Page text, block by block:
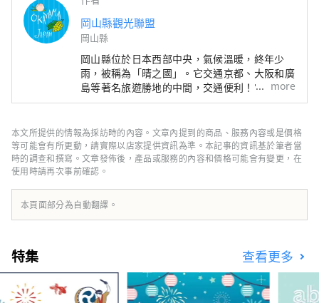
岡山縣觀光聯盟
岡山縣
岡山縣位於日本西部中央，氣候溫暖​​，終年少
雨，被稱為「晴之國」。它交通京都、大阪和廣
島等著名旅遊勝地的中間，交通便利！它也是經
由瀨戶通往四國的門戶。 岡山縣也被稱為“水
水果，無論甜度、香氣還是風味，都是最高品質
的。 您可以品嚐白桃、麝香葡萄、先鋒葡萄等
當季水果！ 岡山還擁有世界級的旅遊景點，包
括岡山城、日本三大名園之一的岡山後樂園以及
擁有歷史、文化和藝術的倉敷美觀地區！
more
本文所提供的情報為採訪時的內容。文章內提到的商品、服務內容或是價格
等可能會有所更動，請實際以店家提供資訊為準。本記事的資訊基於筆者當
時的調查和撰寫。文章發佈後，產品或服務的內容和價格可能會有變更，在
使用時請再次事前確認。
本頁面部分為自動翻譯。
特集 查看更多